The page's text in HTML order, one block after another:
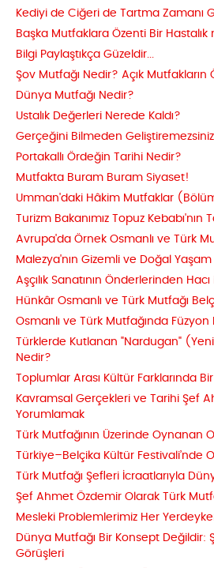
Kediyi de Ciğeri de Tartma Zamanı
Başka Mutfaklara Özenti Bir Hastalık
Bilgi Paylaştıkça Güzeldir...
Şov Mutfağı Nedir? Açık Mutfakların
Dünya Mutfağı Nedir?
Ustalık Değerleri Nerede Kaldı?
Gerçeğini Bilmeden Geliştiremezsiniz
Portakallı Ördeğin Tarihi Nedir?
Mutfakta Buram Buram Siyaset!
Umman'daki Hâkim Mutfaklar
Turizm Bakanımız Topuz Kebabı'nın
Avrupa'da Örnek Osmanlı ve Türk
Malezya'nın Gizemli ve Doğal Yaşam
Aşçılık Sanatının Önderlerinden
Hünkâr Osmanlı ve Türk Mutfağı
Osmanlı ve Türk Mutfağında Füzyon
Türklerde Kutlanan "Nardugan"
Nedir?
Toplumlar Arası Kültür Farklarında Bir
Kavramsal Gerçekleri ve Tarihi Şef
Yorumlamak
Türk Mutfağının Üzerinde Oynanan
Türkiye–Belçika Kültür Festivali’nde
Türk Mutfağı Şefleri İcraatlarıyla
Şef Ahmet Özdemir Olarak Türk
Mesleki Problemlerimiz Her
Dünya Mutfağı Bir Konsept Değildir:
Görüşleri